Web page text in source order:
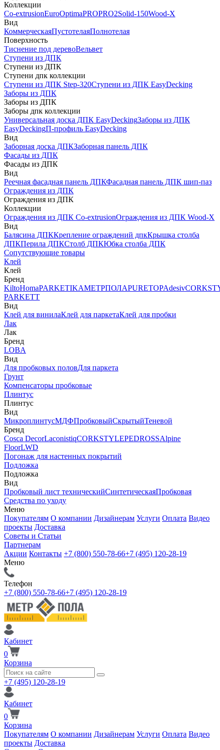
Коллекции
Co-extrusionEuroOptimaPROPRO2Solid-150Wood-X
Вид
КоммерческаяПустотелаяПолнотелая
Поверхность
Тиснение под деревоВельвет
Ступени из ДПК
Ступени из ДПК
Ступени дпк коллекции
Ступени из ДПК Step-320Ступени из ДПК EasyDecking
Заборы из ДПК
Заборы из ДПК
Заборы дпк коллекции
Универсальная доска ДПК EasyDeckingЗаборы из ДПК
EasyDeckingП-профиль EasyDecking
Вид
Заборная доска ДПКЗаборная панель ДПК
Фасады из ДПК
Фасады из ДПК
Вид
Реечная фасадная панель ДПКФасадная панель ДПК шип-паз
Ограждения из ДПК
Ограждения из ДПК
Коллекции
Ограждения из ДПК Co-extrusionОграждения из ДПК Wood-X
Вид
Балясина ДПККрепление ограждений дпкКрышка столба
ДПКПерила ДПКСтолб ДПКЮбка столба ДПК
Сопутствующие товары
Клей
Клей
Бренд
KiltoHomaPARKETIKAМЕТРПОЛАPURETOPAdesiv
PARKETT
Вид
Клей для винилаКлей для паркетаКлей для пробки
Лак
Лак
Бренд
LOBA
Вид
Для пробковых половДля паркета
Грунт
Компенсаторы пробковые
Плинтус
Плинтус
Вид
МикроплинтусМДФПробковыйСкрытыйТеневой
Бренд
Cosca DecorLaconistiqCORKSTYLEPEDROSSAlpine
FloorLWD
Погонаж для настенных покрытий
Подложка
Подложка
Вид
Пробковый лист техническийСинтетическаяПробковая
Средства по уходу
Меню
Покупателям О компании Дизайнерам Услуги Оплата Видео
проекты Доставка
Советы и Статьи
Партнерам
Акции Контакты +7 (800) 550-78-66+7 (495) 120-28-19
Меню
Телефон
+7 (800) 550-78-66+7 (495) 120-28-19
Кабинет
0
Корзина
+7 (495) 120-28-19
Кабинет
0
Корзина
Покупателям О компании Дизайнерам Услуги Оплата Видео
проекты Доставка